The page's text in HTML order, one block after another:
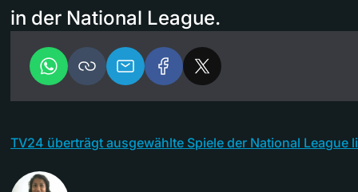
in der National League.
TV24 überträgt ausgewählte Spiele der National League